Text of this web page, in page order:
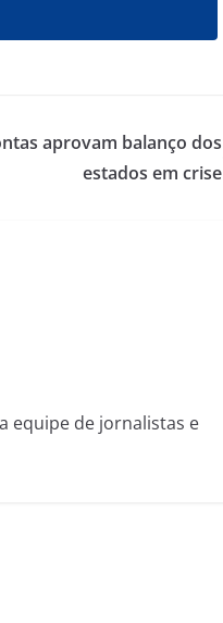
aprovam balanço dos
estados em crise
equipe de jornalistas e